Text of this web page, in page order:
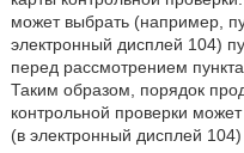
может выбрать (например,
электронный дисплей 104)
перед рассмотрением
Таким образом, порядок
контрольной проверки
(в электронный дисплей 104)